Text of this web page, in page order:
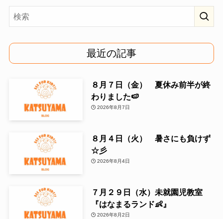
最近の記事
８月７日（金） 夏休み前半が終
わりました🍉
2026年8月7日
８月４日（火） 暑さにも負けず
☆彡
2026年8月4日
７月２９日（水）未就園児教室
『はなまるランド👶』
2026年8月2日